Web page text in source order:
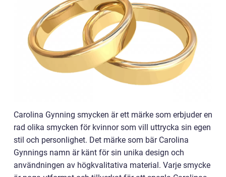
Carolina Gynning smycken är ett märke som erbjuder en
rad olika smycken för kvinnor som vill uttrycka sin egen
stil och personlighet. Det märke som bär Carolina
Gynnings namn är känt för sin unika design och
användningen av högkvalitativa material. Varje smycke